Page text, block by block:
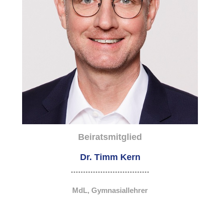
Beiratsmitglied
Dr. Timm Kern
MdL, Gymnasiallehrer